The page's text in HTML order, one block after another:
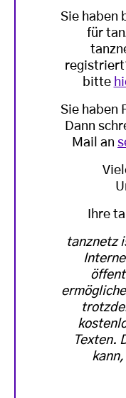
Sie haben
für
bitte
Sie haben
Dann
Mail an
Ihre
tanznetz
Texten.